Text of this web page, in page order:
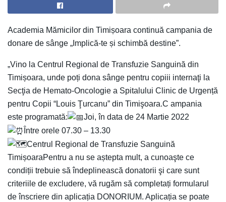
Academia Mămicilor din Timișoara continuă campania de
donare de sânge „Implică-te și schimbă destine”.
„Vino la Centrul Regional de Transfuzie Sanguină din
Timișoara, unde poți dona sânge pentru copiii internaţi la
Secţia de Hemato-Oncologie a Spitalului Clinic de Urgență
pentru Copii “Louis Ţurcanu” din Timişoara.C ampania
este programată:
Joi, în data de 24 Martie 2022
Între orele 07.30 – 13.30
Centrul Regional de Transfuzie Sanguină
TimișoaraPentru a nu se aștepta mult, a cunoaşte ce
condiții trebuie să îndeplinească donatorii şi care sunt
criteriile de excludere, vă rugăm să completați formularul
de înscriere din aplicația DONORIUM. Aplicația se poate